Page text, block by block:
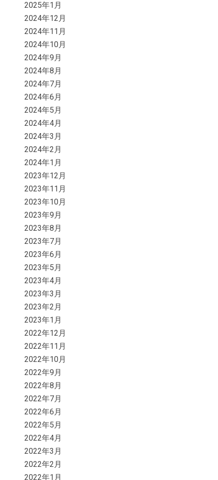
2025年1月
2024年12月
2024年11月
2024年10月
2024年9月
2024年8月
2024年7月
2024年6月
2024年5月
2024年4月
2024年3月
2024年2月
2024年1月
2023年12月
2023年11月
2023年10月
2023年9月
2023年8月
2023年7月
2023年6月
2023年5月
2023年4月
2023年3月
2023年2月
2023年1月
2022年12月
2022年11月
2022年10月
2022年9月
2022年8月
2022年7月
2022年6月
2022年5月
2022年4月
2022年3月
2022年2月
2022年1月